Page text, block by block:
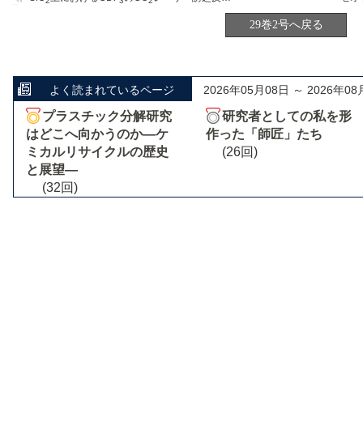
29巻2号へ戻る
よく読まれているページ 2026年05月08日 ～ 2026年08
プラスチック分解研究
はどこへ向かうのか―ケ
ミカルリサイクルの歴史
と展望―
(32回)
研究者としての私を形
作った「師匠」たち
(26回)